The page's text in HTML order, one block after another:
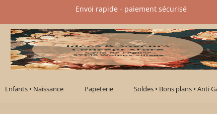
Envoi rapide - paiement sécurisé​
Enfants • Naissance Papeterie Soldes • Bons plans • Anti